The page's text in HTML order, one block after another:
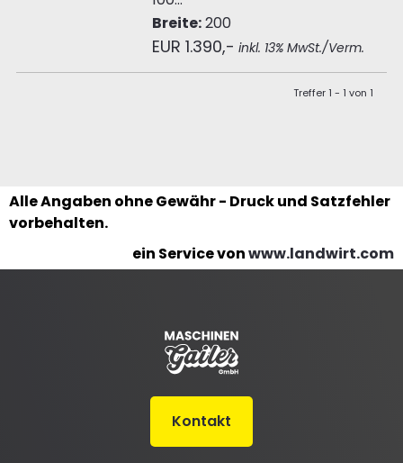
Breite:200
EUR 1.390,- inkl. 13% MwSt./Verm.
Treffer 1 - 1 von 1
Alle Angaben ohne Gewähr - Druck und Satzfehler
vorbehalten.
ein Service vonwww.landwirt.com
Kontakt